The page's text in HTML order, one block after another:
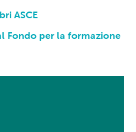
ASCE
Fondo per la formazione